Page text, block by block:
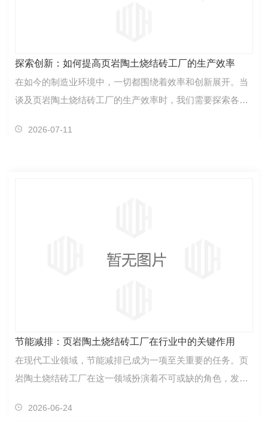
探索创新：如何提高页岩陶土烧结砖工厂的生产效率
在如今的制造业环境中，一切都围绕着效率和创新展开。当
谈及页岩陶土烧结砖工厂的生产效率时，我们需要探索各种
2026-07-11
节能减排：页岩陶土烧结砖工厂在行业中的关键作用
在现代工业领域，节能减排已成为一项至关重要的任务。页
岩陶土烧结砖工厂在这一领域扮演着不可或缺的角色，发挥
2026-06-24